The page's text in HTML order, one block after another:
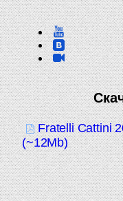
Fratelli Cattini
(~12Mb)